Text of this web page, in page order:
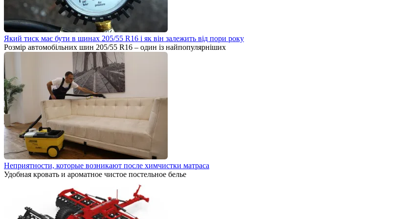
Який тиск має бути в шинах 205/55 R16 і як він залежить від пори року
Розмір автомобільних шин 205/55 R16 – один із найпопулярніших
Неприятности, которые возникают после химчистки матраса
Удобная кровать и ароматное чистое постельное белье